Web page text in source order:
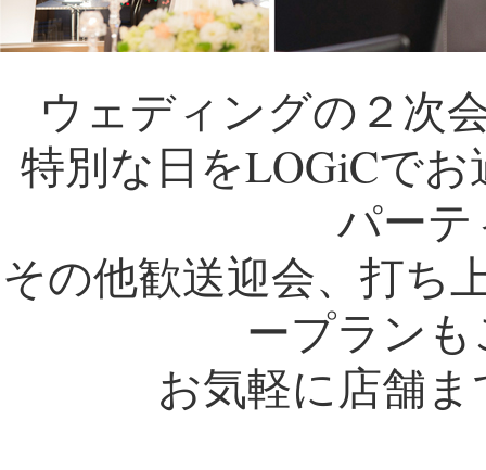
ウェディングの２次
特別な日をLOGiCで
パー
その他歓送迎会、打ち
ープラン
お気軽に店舗